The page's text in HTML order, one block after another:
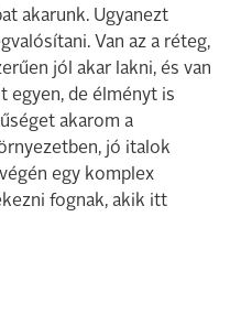
akarunk. Ugyanezt
Van az a réteg,
jól akar lakni, és van
egyen, de élményt is
akarom a
jó italok
egy komplex
fognak, akik itt